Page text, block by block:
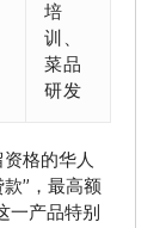
培
训、
菜品
研发
格的华人
”，最高额
一产品特别